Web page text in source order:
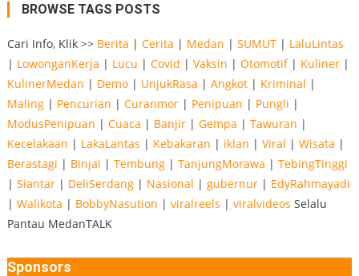
BROWSE TAGS POSTS
Cari Info, Klik >> Berita | Cerita | Medan | SUMUT| LaluLintas
| LowonganKerja | Lucu | Covid | Vaksin | Otomotif| Kuliner|
KulinerMedan | Demo| UnjukRasa | Angkot| Kriminal |
Maling| Pencurian | Curanmor| Penipuan | Pungli |
ModusPenipuan | Cuaca | Banjir| Gempa | Tawuran |
Kecelakaan | LakaLantas | Kebakaran | iklan | Viral | Wisata |
Berastagi | Binjai | Tembung| TanjungMorawa | TebingTinggi
| Siantar| DeliSerdang| Nasional | gubernur| EdyRahmayadi
| Walikota | BobbyNasution | viralreels | viralvideos Selalu
Pantau MedanTALK
Sponsors